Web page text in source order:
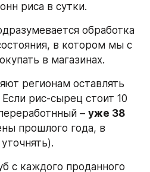
риса в сутки.
обработка
в котором мы с
в магазинах.
регионам оставлять
рис-сырец стоит 10
– уже 38
прошлого года, в
с каждого проданного